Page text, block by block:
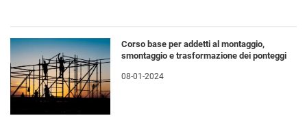
Corso base per addetti al montaggio,
smontaggio e trasformazione dei ponteggi
08-01-2024